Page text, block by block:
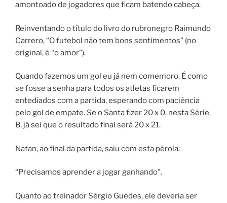
amontoado de jogadores que ficam batendo cabeça.
Reinventando o título do livro do rubronegro Raimundo
Carrero, “O futebol não tem bons sentimentos” (no
original, é “o amor”).
Quando fazemos um gol eu já nem comemoro. É como
se fosse a senha para todos os atletas ficarem
entediados com a partida, esperando com paciência
pelo gol de empate. Se o Santa fizer 20 x 0, nesta Série
B, já sei que o resultado final será 20 x 21.
Natan, ao final da partida, saiu com esta pérola:
“Precisamos aprender a jogar ganhando”.
Quanto ao treinador Sérgio Guedes, ele deveria ser